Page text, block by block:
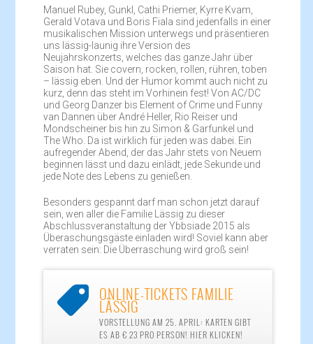
Manuel Rubey, Gunkl, Cathi Priemer, Kyrre Kvam,
Gerald Votava und Boris Fiala sind jedenfalls in einer
musikalischen Mission unterwegs und präsentieren
uns lässig-launig ihre Version des
Neujahrskonzerts, welches das ganze Jahr über
Saison hat. Sie covern, rocken, rollen, rühren, toben
– lässig eben. Und der Humor kommt auch nicht zu
kurz, denn das steht im Vorhinein fest! Von AC/DC
und Georg Danzer bis Element of Crime und Funny
van Dannen über André Heller, Rio Reiser und
Mondscheiner bis hin zu Simon & Garfunkel und
The Who. Da ist wirklich für jeden was dabei. Ein
aufregender Abend, der das Jahr stets von Neuem
beginnen lässt und dazu einlädt, jede Sekunde und
jede Note des Lebens zu genießen.
Besonders gespannt darf man schon jetzt darauf
sein, wen aller die Familie Lässig zu dieser
Abschlussveranstaltung der Ybbsiade 2015 als
Überaschungsgäste einladen wird! Soviel kann aber
verraten sein: Die Überraschung wird groß sein!
 ONLINE-TICKETS FAMILIE
LÄSSIG
VORSTELLUNG AM 25. APRIL: KARTEN GIBT
ES AB € 23 PRO PERSON! HIER KLICKEN!